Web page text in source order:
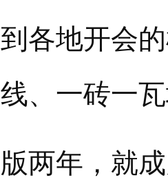
各地开会
、一砖一
版两年，就